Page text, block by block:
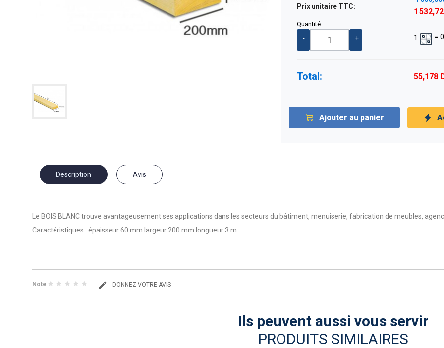
Prix unitaire TTC:
1
Quantité
-
+ 1 =
Total: 55,178
Ajouter au panier
Description Avis
Le BOIS BLANC trouve avantageusement ses applications dans les secteurs du bâtiment, menuiserie, fabrication de meubles,
Caractéristiques : épaisseur 60 mm largeur 200 mm longueur 3 m
Note DONNEZ VOTRE AVIS
Ils peuvent aussi vous servir
PRODUITS SIMILAIRES